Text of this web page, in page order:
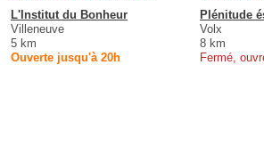
L'Institut du Bonheur
Villeneuve
5 km
Ouverte jusqu'à 20h
Plénitude
Volx
8 km
Fermé,